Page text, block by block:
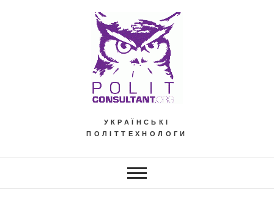
УКРАЇНСЬКІ
ПОЛІТТЕХНОЛОГИ